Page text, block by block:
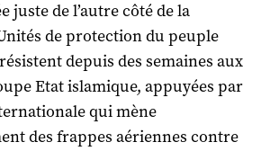
juste de l’autre côté de la
de protection du peuple
depuis des semaines aux
Etat islamique, appuyées par
qui mène
des frappes aériennes contre